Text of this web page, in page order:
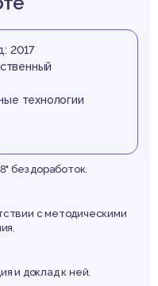
2017
технологии
без доработок.
с методическими
и доклад к ней.